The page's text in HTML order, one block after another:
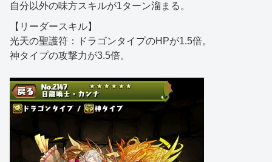
自分以外の味方スキルが1ターン溜まる。
【リーダースキル】
光天の聖護符：ドラゴンタイプのHPが1.5倍。
神タイプの攻撃力が3.5倍。